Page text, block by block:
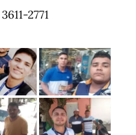
2771